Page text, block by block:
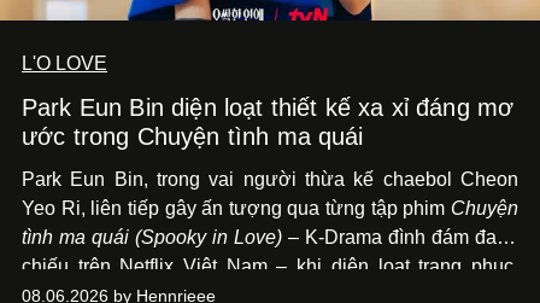
L'O LOVE
Park Eun Bin diện loạt thiết kế xa xỉ đáng mơ
ước trong Chuyện tình ma quái
Park Eun Bin, trong vai người thừa kế chaebol Cheon
Yeo Ri, liên tiếp gây ấn tượng qua từng tập phim Chuyện
tình ma quái (Spooky in Love) – K-Drama đình đám đang
chiếu trên Netflix Việt Nam – khi diện loạt trang phục,
đồng hồ & trang sức xa xỉ tương xứng với địa vị trên màn
08.06.2026 by Hennrieee